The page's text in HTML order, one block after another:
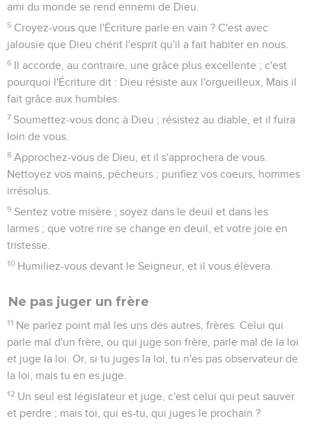
ami du monde se rend ennemi de Dieu.
5 Croyez-vous que l'Écriture parle en vain ? C'est avec
jalousie que Dieu chérit l'esprit qu'il a fait habiter en nous.
6 Il accorde, au contraire, une grâce plus excellente ; c'est
pourquoi l'Écriture dit : Dieu résiste aux l'orgueilleux, Mais il
fait grâce aux humbles.
7 Soumettez-vous donc à Dieu ; résistez au diable, et il fuira
loin de vous.
8 Approchez-vous de Dieu, et il s'approchera de vous.
Nettoyez vos mains, pécheurs ; purifiez vos coeurs, hommes
irrésolus.
9 Sentez votre misère ; soyez dans le deuil et dans les
larmes ; que votre rire se change en deuil, et votre joie en
tristesse.
10 Humiliez-vous devant le Seigneur, et il vous élèvera.
Ne pas juger un frère
11 Ne parlez point mal les uns des autres, frères. Celui qui
parle mal d'un frère, ou qui juge son frère, parle mal de la loi
et juge la loi. Or, si tu juges la loi, tu n'es pas observateur de
la loi, mais tu en es juge.
12 Un seul est législateur et juge, c'est celui qui peut sauver
et perdre ; mais toi, qui es-tu, qui juges le prochain ?